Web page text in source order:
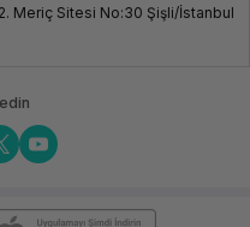
Meriç Sitesi No:30 Şişli/İstanbul